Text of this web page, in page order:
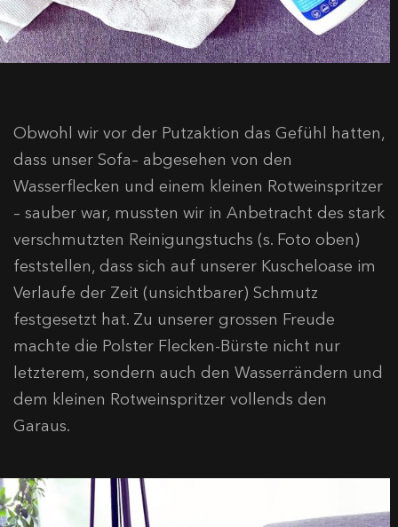
Obwohl wir vor der Putzaktion das Gefühl hatten,
dass unser Sofa– abgesehen von den
Wasserflecken und einem kleinen Rotweinspritzer
– sauber war, mussten wir in Anbetracht des stark
verschmutzten Reinigungstuchs (s. Foto oben)
feststellen, dass sich auf unserer Kuscheloase im
Verlaufe der Zeit (unsichtbarer) Schmutz
festgesetzt hat. Zu unserer grossen Freude
machte die Polster Flecken-Bürste nicht nur
letzterem, sondern auch den Wasserrändern und
dem kleinen Rotweinspritzer vollends den
Garaus.